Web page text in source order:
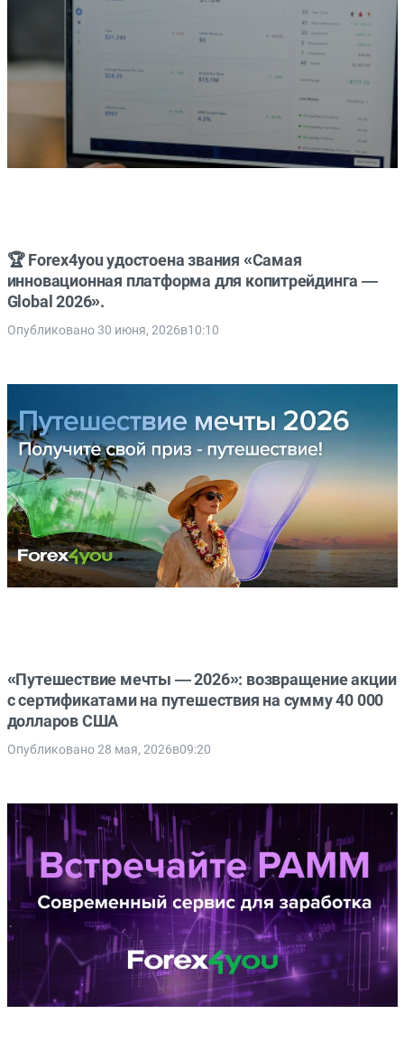
🏆 Forex4you удостоена звания «Самая
инновационная платформа для копитрейдинга —
Global 2026».
Опубликовано 30 июня, 2026в10:10
«Путешествие мечты — 2026»: возвращение акции
с сертификатами на путешествия на сумму 40 000
долларов США
Опубликовано 28 мая, 2026в09:20